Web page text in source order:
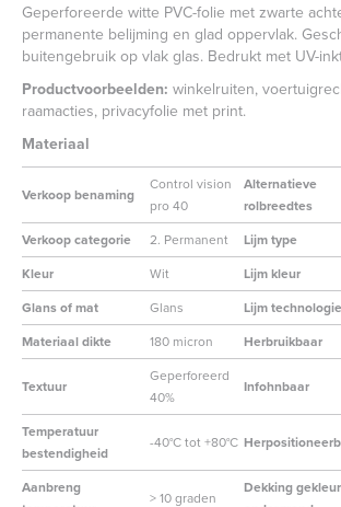
Geperforeerde witte PVC-folie met zwarte
permanente belijming en glad oppervlak.
buitengebruik op vlak glas. Bedrukt met UV-
Productvoorbeelden: winkelruiten,
raamacties, privacyfolie met print.
Materiaal
Verkoop benaming
Control vision
pro 40
Alternatieve
rolbreedtes
Verkoop categorie 2. Permanent Lijm type
Kleur
Wit Lijm kleur
Glans of mat
Glans Lijm technologie
Materiaal dikte
180 micron Herbruikbaar
Textuur
Geperforeerd
40%
Infohnbaar
Temperatuur
bestendigheid
-40°C tot +80°C
Aanbreng
> 10 graden
Dekking